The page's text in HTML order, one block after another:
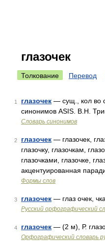
глазочек
Толкование Перевод
1 глазочек — сущ., кол во
синонимов ASIS. В.Н.
Словарь синонимов
2 глазочек — глазочек,
глазочку, глазочкам,
глазочками, глазочке,
акцентуированная
Формы слов
3 глазочек — глаз очек,
Русский орфографический
4 глазочек — (2 м), Р.
Орфографический словарь